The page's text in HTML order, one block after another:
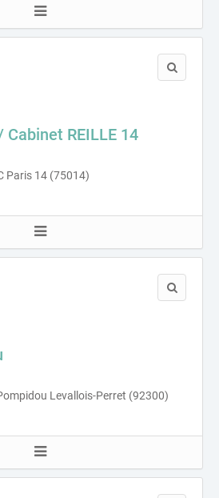
REILLE 14
Paris 14 (75014)
Levallois-Perret (92300)